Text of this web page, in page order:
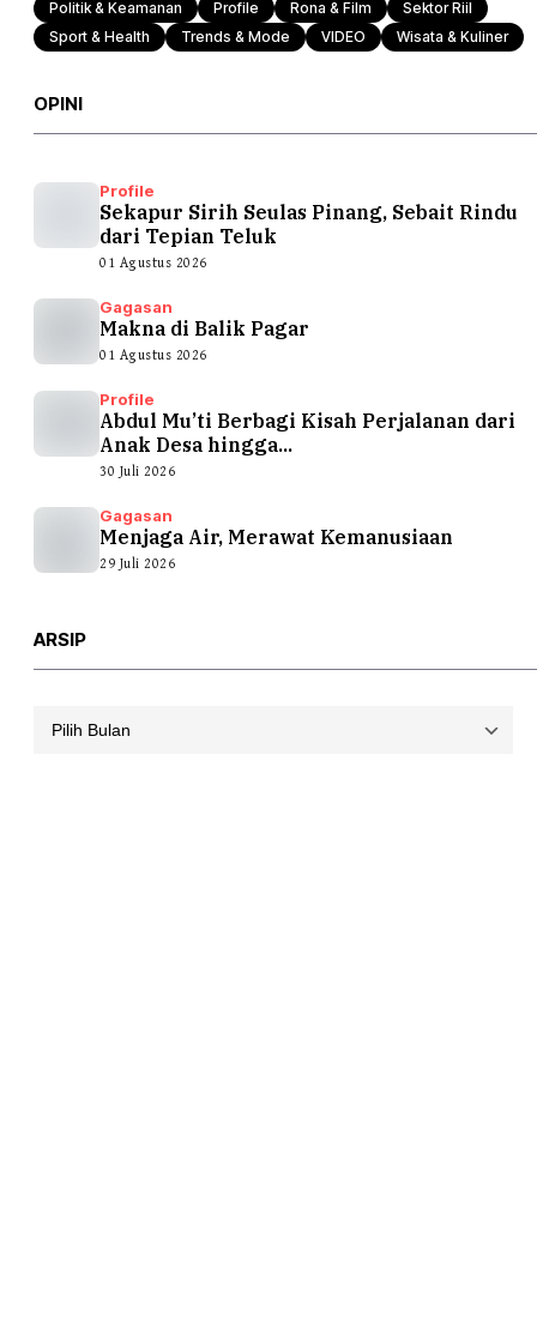
Politik & Keamanan Profile Rona & Film
Sektor Riil
Sport & Health
Trends & Mode VIDEO Wisata & Kuliner
OPINI
Profile
Sekapur Sirih Seulas Pinang, Sebait Rindu
dari Tepian Teluk
01 Agustus 2026
Gagasan
Makna di Balik Pagar
01 Agustus 2026
Profile
Abdul Mu’ti Berbagi Kisah Perjalanan dari
Anak Desa hingga...
30 Juli 2026
Gagasan
Menjaga Air, Merawat Kemanusiaan
29 Juli 2026
ARSIP